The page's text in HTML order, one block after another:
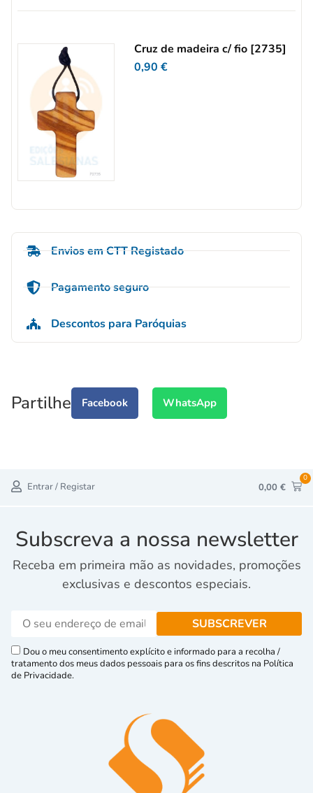
Cruz de madeira c/ fio [2735]
0,90€
Envios em CTT Registado
Pagamento seguro
Descontos para Paróquias
Partilhe Facebook WhatsApp
Entrar / Registar 0,00 €
0
Subscreva a nossa newsletter
Receba em primeira mão as novidades, promoções
exclusivas e descontos especiais.
Dou o meu consentimento explícito e informado para a recolha /
tratamento dos meus dados pessoais para os fins descritos na Política
de Privacidade.